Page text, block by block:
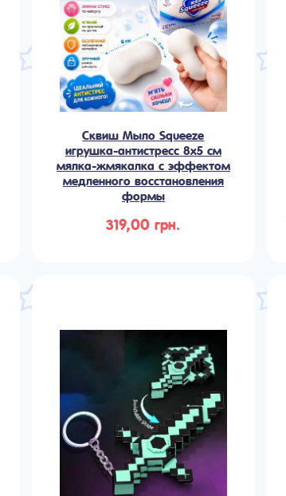
Сквиш Мыло Squeeze
игрушка-антистресс 8х5 см
мялка-жмякалка с эффектом
медленного восстановления
формы
319,00 грн.